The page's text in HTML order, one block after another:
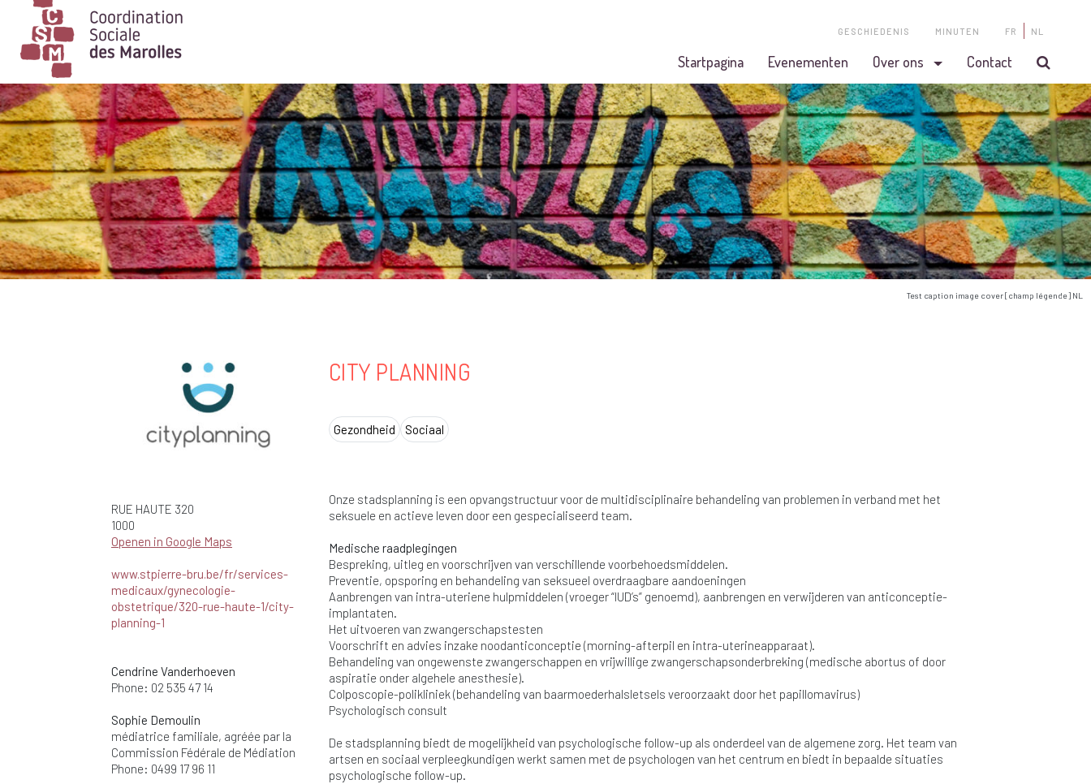
Main Navigation
GESCHIEDENIS MINUTEN FR NL
Startpagina Evenementen Over ons Contact
Test caption image cover [champ légende] NL
RUE HAUTE 320
1000
Openen in Google Maps
www.stpierre-bru.be/fr/services-
medicaux/gynecologie-
obstetrique/320-rue-haute-1/city-
planning-1
Cendrine Vanderhoeven
Phone: 02 535 47 14
Sophie Demoulin
médiatrice familiale, agréée par la
Commission Fédérale de Médiation
Phone: 0499 17 96 11
CITY PLANNING
Gezondheid Sociaal
Onze stadsplanning is een opvangstructuur voor de multidisciplinaire behandeling van problemen in verband met het
seksuele en actieve leven door een gespecialiseerd team.
Medische raadplegingen
Bespreking, uitleg en voorschrijven van verschillende voorbehoedsmiddelen.
Preventie, opsporing en behandeling van seksueel overdraagbare aandoeningen
Aanbrengen van intra-uteriene hulpmiddelen (vroeger “IUD’s” genoemd), aanbrengen en verwijderen van anticonceptie-
implantaten.
Het uitvoeren van zwangerschapstesten
Voorschrift en advies inzake noodanticonceptie (morning-afterpil en intra-uterineapparaat).
Behandeling van ongewenste zwangerschappen en vrijwillige zwangerschapsonderbreking (medische abortus of door
aspiratie onder algehele anesthesie).
Colposcopie-polikliniek (behandeling van baarmoederhalsletsels veroorzaakt door het papillomavirus)
Psychologisch consult
De stadsplanning biedt de mogelijkheid van psychologische follow-up als onderdeel van de algemene zorg. Het team van
artsen en sociaal verpleegkundigen werkt samen met de psychologen van het centrum en biedt in bepaalde situaties
psychologische follow-up.